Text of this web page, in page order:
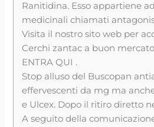
Ranitidina. Esso appartiene
medicinali chiamati
Visita il nostro sito web per
Cerchi zantac a buon
ENTRA QUI .
Stop alluso del Buscopan
effervescenti da mg ma
e Ulcex. Dopo il ritiro diretto
A seguito della